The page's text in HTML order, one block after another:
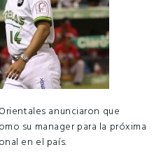
anunciaron que
su manager para la próxima
en el país.